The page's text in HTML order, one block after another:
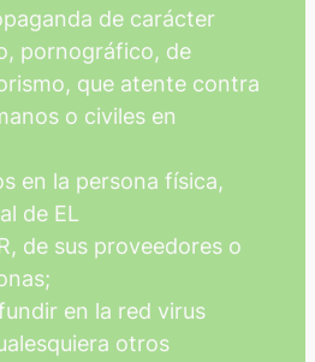
de carácter
pornográfico, de
que atente contra
o civiles en
en la persona física,
de EL
de sus proveedores o
en la red virus
otros